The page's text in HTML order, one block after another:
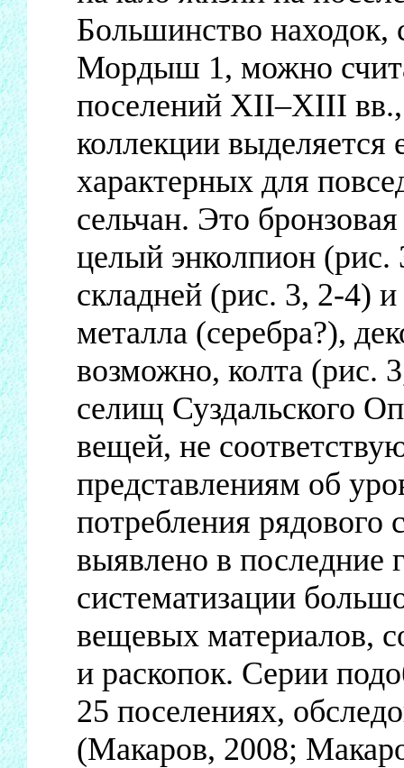
Большинство
Мордыш 1, можно
поселений XII–XIII
коллекции выделяется
характерных для
сельчан. Это
целый энколпион (рис.
складней (рис. 3, 2-4)
металла (серебра?),
возможно, колта (рис.
селищ Суздальского
вещей, не
представлениям об
потребления рядового
выявлено в последние
систематизации
вещевых материалов,
и раскопок. Серии
25 поселениях,
(Макаров, 2008;